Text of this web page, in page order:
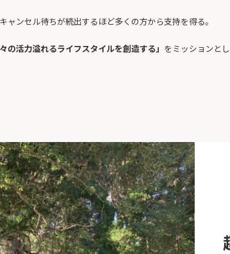
ャンセル待ちが続出するほど多くの方から支持を得る。
の活力溢れるライフスタイルを創造する」 をミッションと